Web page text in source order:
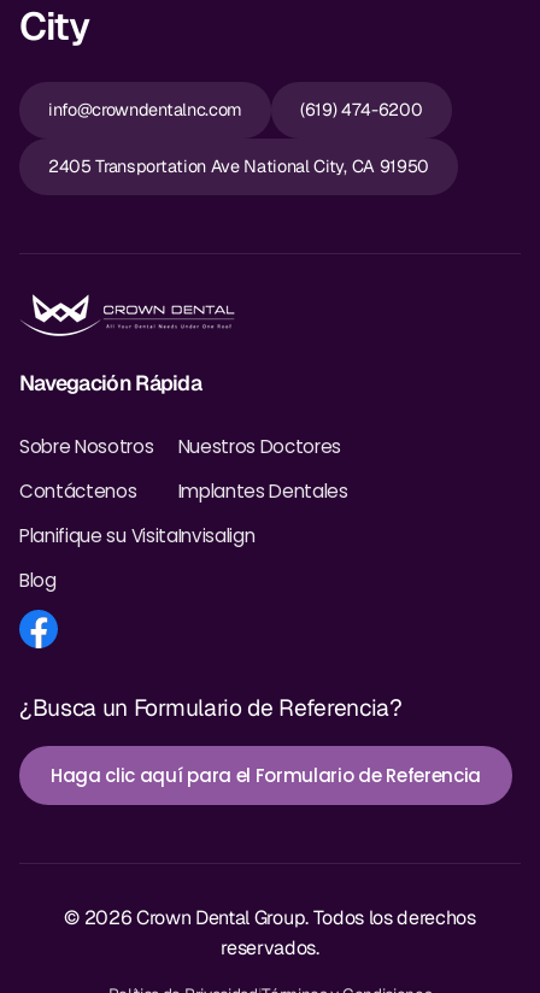
City
info@crowndentalnc.com (619) 474-6200
2405 Transportation Ave National City, CA 91950
Navegación Rápida
Sobre Nosotros
Contáctenos
Planifique su Visita
Blog
Nuestros Doctores
Implantes Dentales
Invisalign
¿Busca un Formulario de Referencia?
Haga clic aquí para el Formulario de Referencia
© 2026 Crown Dental Group. Todos los derechos
reservados.